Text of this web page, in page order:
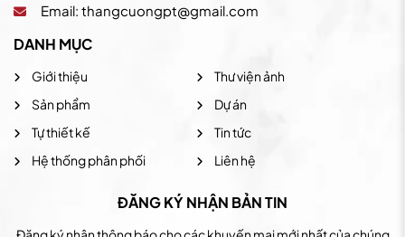
Email: thangcuongpt@gmail.com
DANH MỤC
Giới thiệu
Sản phẩm
Tự thiết kế
Hệ thống phân phối
Thư viện ảnh
Dự án
Tin tức
Liên hệ
ĐĂNG KÝ NHẬN BẢN TIN